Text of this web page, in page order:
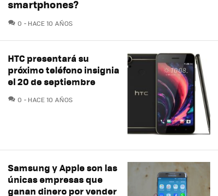
smartphones?
0 COMENTARIOS
HACE 10 AÑOS
HTC presentará su
próximo teléfono insignia
el 20 de septiembre
0 COMENTARIOS
HACE 10 AÑOS
Samsung y Apple son las
únicas empresas que
ganan dinero por vender